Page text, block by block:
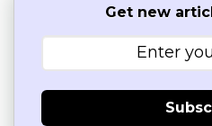
Get new